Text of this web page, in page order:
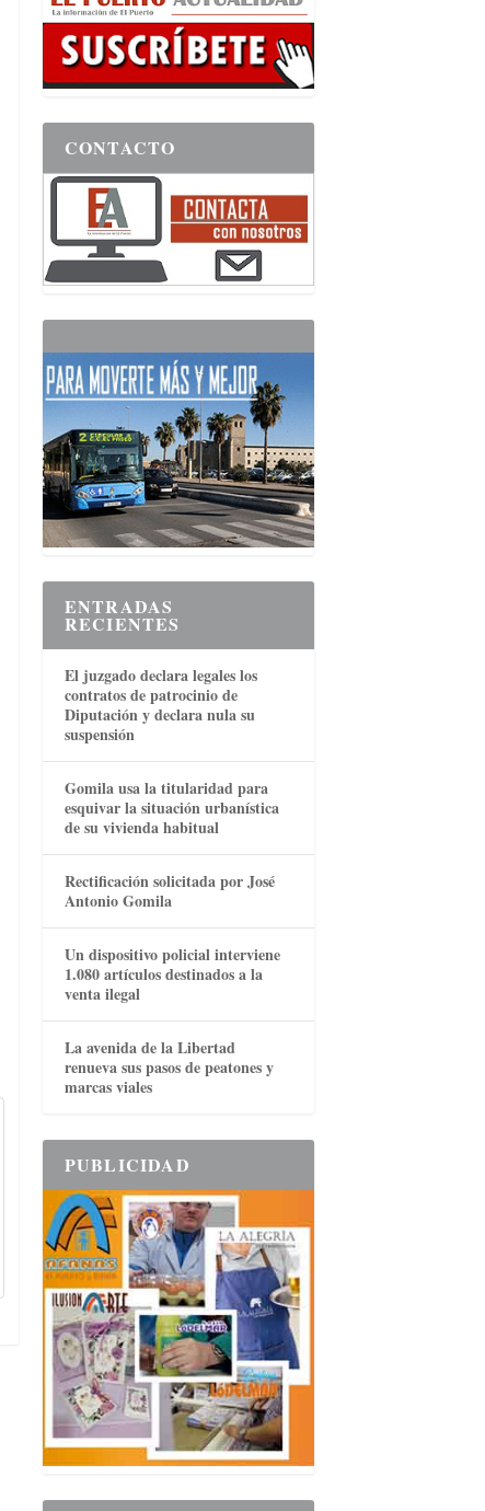
CONTACTO
ENTRADAS
RECIENTES
El juzgado declara legales los
contratos de patrocinio de
Diputación y declara nula su
suspensión
Gomila usa la titularidad para
esquivar la situación urbanística
de su vivienda habitual
Rectificación solicitada por José
Antonio Gomila
Un dispositivo policial interviene
1.080 artículos destinados a la
venta ilegal
La avenida de la Libertad
renueva sus pasos de peatones y
marcas viales
PUBLICIDAD